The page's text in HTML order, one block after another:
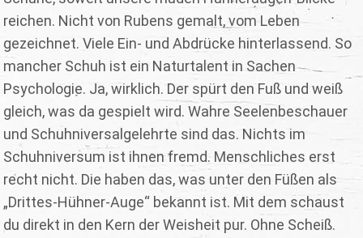
reichen. Nicht von Rubens gemalt, vom Leben
gezeichnet. Viele Ein- und Abdrücke hinterlassend. So
mancher Schuh ist ein Naturtalent in Sachen
Psychologie. Ja, wirklich. Der spürt den Fuß und weiß
gleich, was da gespielt wird. Wahre Seelenbeschauer
und Schuhniversalgelehrte sind das. Nichts im
Schuhniversum ist ihnen fremd. Menschliches erst
recht nicht. Die haben das, was unter den Füßen als
„Drittes-Hühner-Auge“ bekannt ist. Mit dem schaust
du direkt in den Kern der Weisheit pur. Ohne Scheiß.